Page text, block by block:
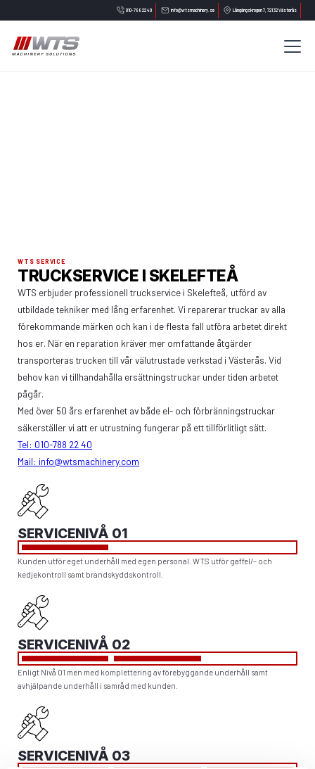
010-788 22 40 info@wtsmachinery.se Långängskrogen 7, 721 32 Västerås
WTS SERVICE
TRUCKSERVICE I SKELEFTEÅ
WTS erbjuder professionell truckservice i Skelefteå, utförd av
utbildade tekniker med lång erfarenhet. Vi reparerar truckar av alla
förekommande märken och kan i de flesta fall utföra arbetet direkt
hos er. När en reparation kräver mer omfattande åtgärder
transporteras trucken till vår välutrustade verkstad i Västerås. Vid
behov kan vi tillhandahålla ersättningstruckar under tiden arbetet
pågår.
Med över 50 års erfarenhet av både el- och förbränningstruckar
säkerställer vi att er utrustning fungerar på ett tillförlitligt sätt.
Tel: 010-788 22 40
Mail: info@wtsmachinery.com
SERVICENIVÅ 01
Kunden utför eget underhåll med egen personal. WTS utför gaffel/– och
kedjekontroll samt brandskyddskontroll.
SERVICENIVÅ 02
Enligt Nivå 01 men med komplettering av förebyggande underhåll samt
avhjälpande underhåll i samråd med kunden.
SERVICENIVÅ 03